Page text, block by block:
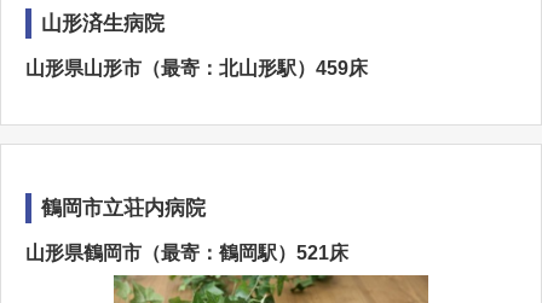
山形済生病院
山形県山形市（最寄：北山形駅）459床
鶴岡市立荘内病院
山形県鶴岡市（最寄：鶴岡駅）521床